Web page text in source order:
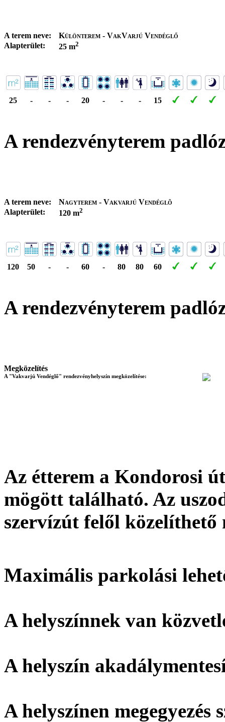
A terem neve:
Különterem - VakVarjú Vendéglő
Alapterület:
25 m2
25 - - - 20 - - - 15
A rendezvényterem
A terem neve:
Nagyterem - Vakvarjú Vendéglõ
Alapterület:
120 m2
120 50 - - 60 - 80 80 60
A rendezvényterem
Megközelítés
A "Vakvarjú Vendéglő" rendezvényhelyszín megközelítése:
Az étterem a Kondorosi
mögött található. Az
szervízút felől közelíthető
Maximális parkolási
A helyszínnek van
A helyszín
A helyszínen